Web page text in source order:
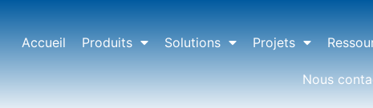
Accueil Produits Solutions Projets
Nous